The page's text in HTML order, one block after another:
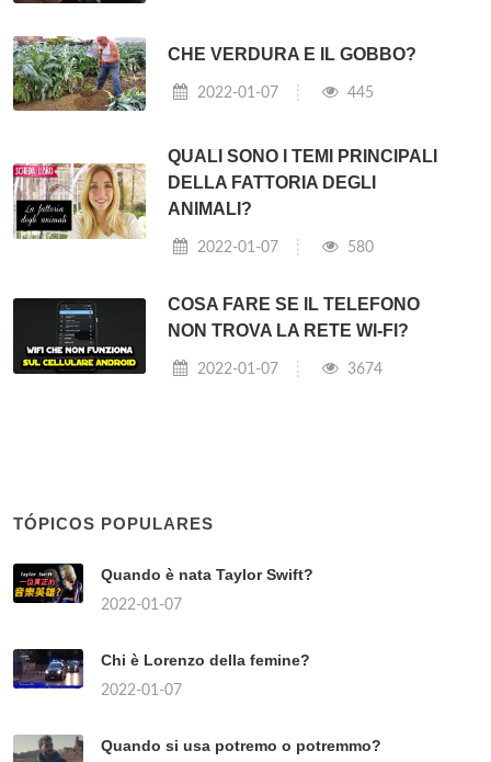
CHE VERDURA E IL GOBBO?
2022-01-07 445
QUALI SONO I TEMI PRINCIPALI
DELLA FATTORIA DEGLI
ANIMALI?
2022-01-07 580
COSA FARE SE IL TELEFONO
NON TROVA LA RETE WI-FI?
2022-01-07 3674
TÓPICOS POPULARES
Quando è nata Taylor Swift?
2022-01-07
Chi è Lorenzo della femine?
2022-01-07
Quando si usa potremo o potremmo?